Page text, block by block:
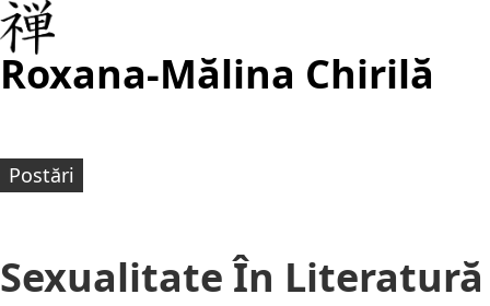
Roxana-Mălina Chirilă
Postări
Sexualitate În Literatură